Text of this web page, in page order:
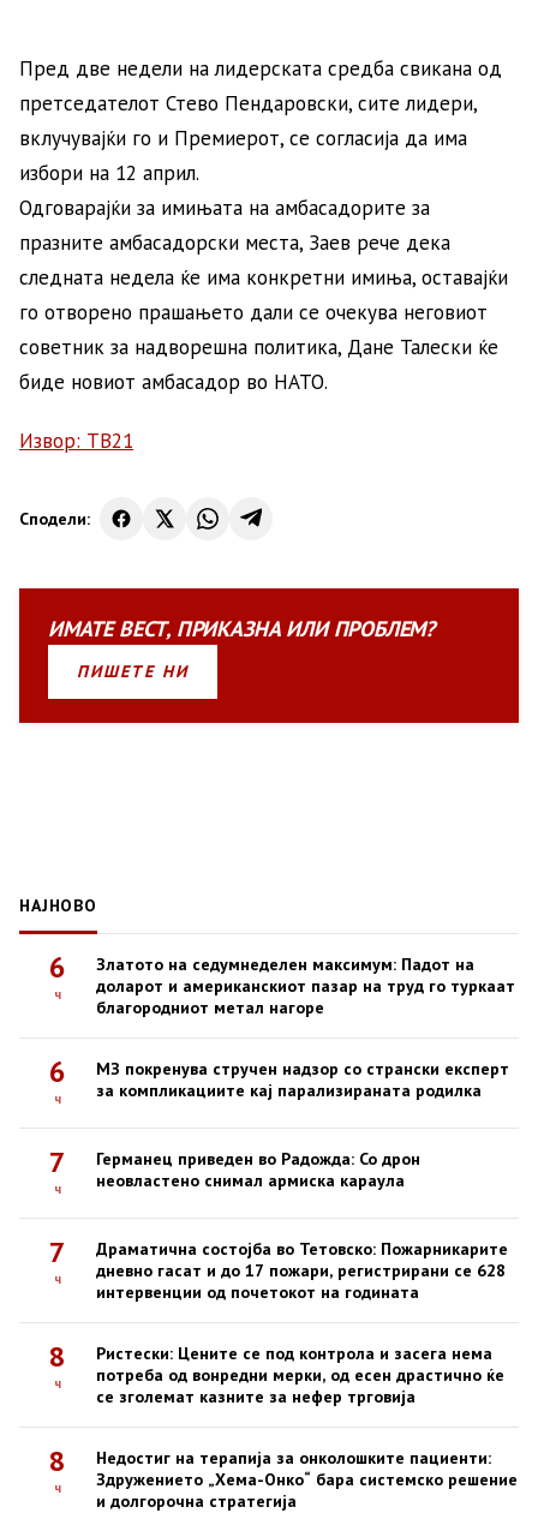
Пред две недели на лидерската средба свикана од
претседателот Стево Пендаровски, сите лидери,
вклучувајќи го и Премиерот, се согласија да има
избори на 12 април.
Одговарајќи за имињата на амбасадорите за
празните амбасадорски места, Заев рече дека
следната недела ќе има конкретни имиња, оставајќи
го отворено прашањето дали се очекува неговиот
советник за надворешна политика, Дане Талески ќе
биде новиот амбасадор во НАТО.
Извор: ТВ21
Сподели:
ИМАТЕВЕСТ, ПРИКАЗНАИЛИПРОБЛЕМ?
ПИШЕТЕ НИ
НАЈНОВО
6
ч
Златото на седумнеделен максимум: Падот на
доларот и американскиот пазар на труд го туркаат
благородниот метал нагоре
6
ч
МЗ покренува стручен надзор со странски експерт
за компликациите кај парализираната родилка
7
ч
Германец приведен во Радожда: Со дрон
неовластено снимал армиска караула
7
ч
Драматична состојба во Тетовско: Пожарникарите
дневно гасат и до 17 пожари, регистрирани се 628
интервенции од почетокот на годината
8
ч
Ристески: Цените се под контрола и засега нема
потреба од вонредни мерки, од есен драстично ќе
се зголемат казните за нефер трговија
8
ч
Недостиг на терапија за онколошките пациенти:
Здружението „Хема-Онко“ бара системско решение
и долгорочна стратегија